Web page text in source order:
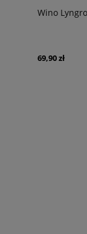
Wino
69,90 zł